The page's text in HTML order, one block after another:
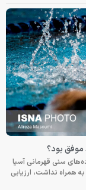
موفق بود؟
سنی قهرمانی آسیا
به همراه نداشت، ارزیابی